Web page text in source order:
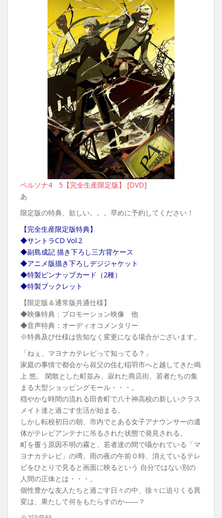
ペルソナ4 5【完全生産限定版】 [DVD]
あ
限定版の特典、欲しい。。。早めに予約してください！
【完全生産限定版特典】
◆サントラCD Vol.2
◆副島成記 描き下ろし三方背ケース
◆アニメ版描き下ろしデジジャケット
◆特製ピンナップカード（2種）
◆特製ブックレット
【限定版＆通常版共通仕様】
◆映像特典：プロモーション映像 他
◆音声特典：オーディオコメンタリー
※特典及び仕様は告知なく変更になる場合がございます。
「ねぇ、マヨナカテレビって知ってる？」
家庭の事情で都会から叔父の住む稲羽市へと越してきた鳴
上 悠。 閑散とした町並み、寂れた商店街、若者たちの集
まる大型ショッピングモール・・・。
穏やかな時間の流れる田舎町で八十神高校の新しいクラス
メイト達と過ごす生活が始まる。
しかし転校初日の朝、市内でとある女子アナウンサーの遺
体がテレビアンテナに吊るされた状態で発見される。
町を覆う原因不明の霧と、若者達の間で囁かれている「マ
ヨナカテレビ」の噂。雨の夜の午前０時、消えているテレ
ビをひとりで見ると画面に映るという 自分ではない別の
人間の正体とは・・・。
個性豊かな友人たちと過ごす日々の中、徐々に迫りくる異
変は、果たして何をもたらすのか――？